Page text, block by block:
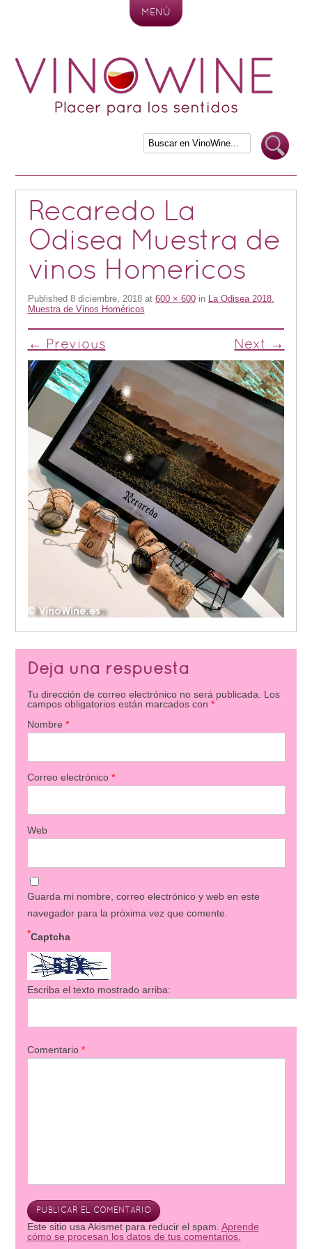
MENÚ
Recaredo La
Odisea Muestra de
vinos Homericos
Published 8 diciembre, 2018at 600 × 600in La Odisea 2018.
Muestra de Vinos Homéricos
← Previous Next →
Deja una respuesta
Tu dirección de correo electrónico no será publicada. Los
campos obligatorios están marcados con *
Nombre *
Correo electrónico *
Web
Guarda mi nombre, correo electrónico y web en este
navegador para la próxima vez que comente.
Captcha
*
Escriba el texto mostrado arriba:
Comentario *
Este sitio usa Akismet para reducir el spam. Aprende
cómo se procesan los datos de tus comentarios.